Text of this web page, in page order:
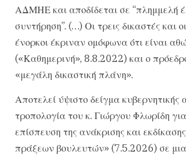
ΑΔΜΗΕ και αποδίδεται σε “πλημμελή
συντήρηση”. (…) Οι τρεις δικαστές και
ένορκοι έκριναν ομόφωνα ότι είναι
(«Καθημερινή», 8.8.2022) και ο
«μεγάλη δικαστική πλάνη».
Αποτελεί ύψιστο δείγμα κυβερνητικής
τροπολογία του κ. Γιώργου Φλωρίδη
επίσπευση της ανάκρισης και
πράξεων βουλευτών» (7.5.2026) σε